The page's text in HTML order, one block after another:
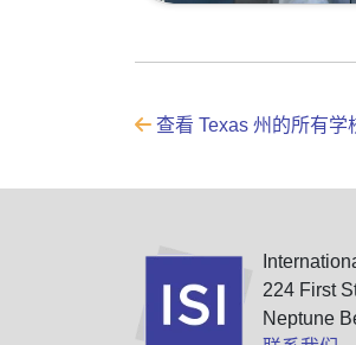
查看 Texas 州的所有学
224 First
Neptune